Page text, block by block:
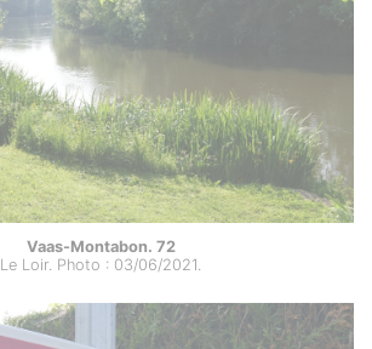
Vaas-Montabon. 72
Le Loir. Photo : 03/06/2021.